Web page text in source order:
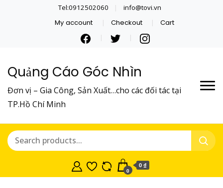
Tel:0912502060 info@tovi.vn
My account Checkout Cart
Quảng Cáo Góc Nhìn
Đơn vị – Gia Công, Sản Xuất…cho các đối tác tại
TP.Hồ Chí Minh
0
0 ₫